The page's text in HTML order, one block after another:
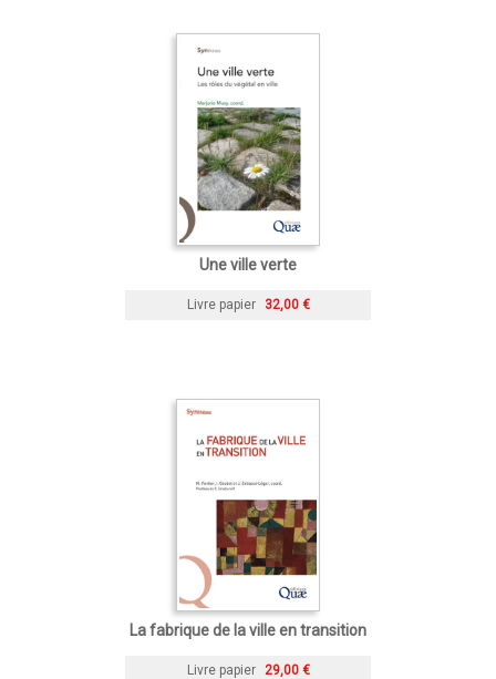
Une ville verte
Livre papier 32,00 €
La fabrique de la ville en transition
Livre papier 29,00 €